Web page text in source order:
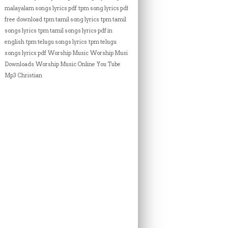
malayalam songs lyrics pdf tpm song lyrics pdf
free download tpm tamil song lyrics tpm tamil
songs lyrics tpm tamil songs lyrics pdf in
english tpm telugu songs lyrics tpm telugu
songs lyrics pdf Worship Music Worship Music
Downloads Worship Music Online You Tube
Mp3 Christian